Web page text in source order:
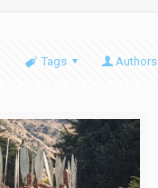
Tags Authors